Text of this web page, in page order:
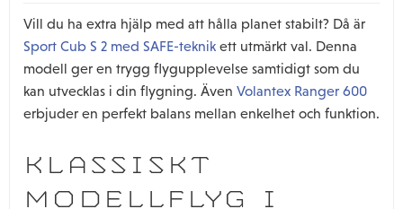
Vill du ha extra hjälp med att hålla planet stabilt? Då är
Sport Cub S 2 med SAFE-teknik ett utmärkt val. Denna
modell ger en trygg flygupplevelse samtidigt som du
kan utvecklas i din flygning. Även Volantex Ranger 600
erbjuder en perfekt balans mellan enkelhet och funktion.
KLASSISKT
MODELLFLYG I